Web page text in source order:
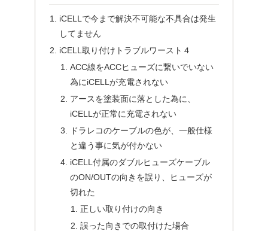
iCELLで今まで解決不可能な不具合は発生
してません
iCELL取り付けトラブルワースト４
ACC線をACCヒューズに繋いでいない
為にiCELLが充電されない
アースを塗装面に落とした為に、
iCELLが正常に充電されない
ドラレコのケーブルの色が、一般仕様
と違う事に気が付かない
iCELL付属のダブルヒューズケーブル
のON/OUTの向きを誤り、ヒューズが
切れた
正しい取り付けの向き
誤った向きでの取付けた場合